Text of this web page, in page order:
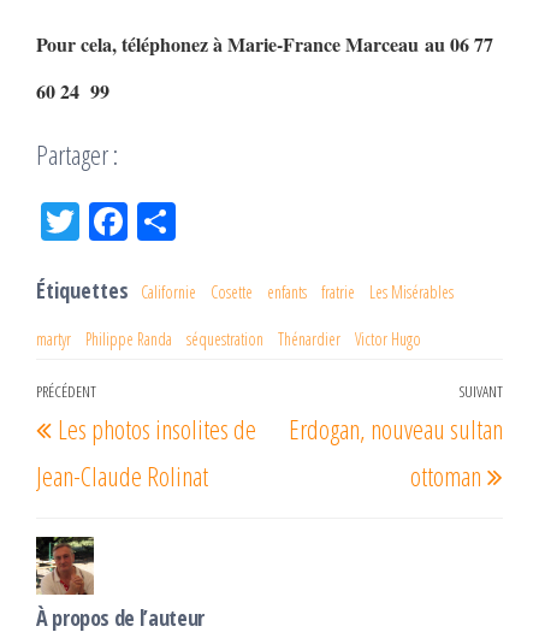
Pour cela, téléphonez à Marie-France Marceau au 06 77
60 24 99
Partager :
Tw
er
Fac
oo
k
ge
Étiquettes Californie Cosette enfants fratrie Les Misérables
martyr Philippe Randa séquestration Thénardier Victor Hugo
Navigation
de
l’article
Article
précédent
PRÉCÉDENT
Les photos insolites de
Jean-Claude Rolinat
SUIVANT
Erdogan, nouveau sultan
ottoman
À propos de l’auteur